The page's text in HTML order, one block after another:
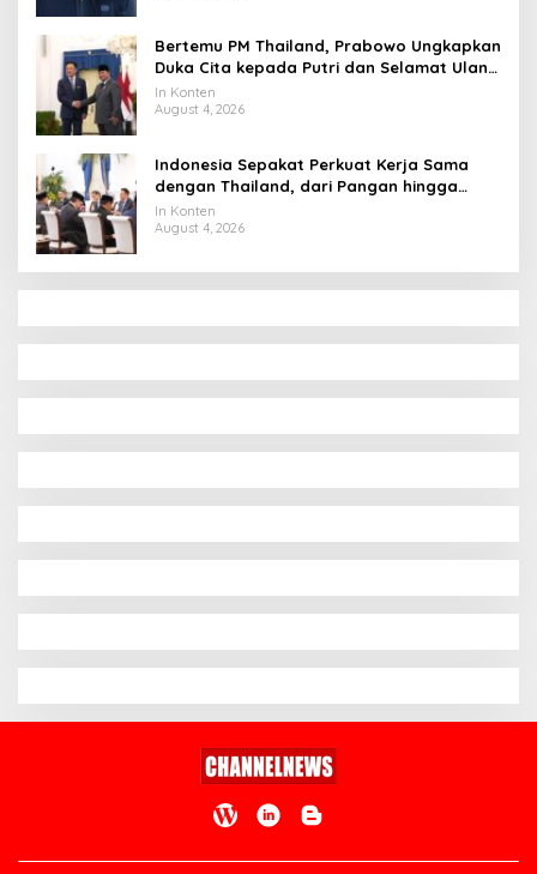
Bertemu PM Thailand, Prabowo Ungkapkan
Duka Cita kepada Putri dan Selamat Ulang
Tahun ke Raja Thailand
In Konten
August 4, 2026
Indonesia Sepakat Perkuat Kerja Sama
dengan Thailand, dari Pangan hingga
Ekonomi Digital
In Konten
August 4, 2026